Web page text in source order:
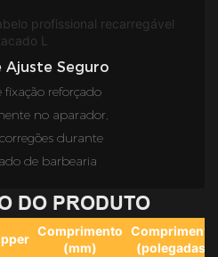
Ajuste Seguro
fixação reforçado
no aparador,
durante
de barbearia
DO PRODUTO
Comprimento
(mm)
Comprimento
(polegadas)